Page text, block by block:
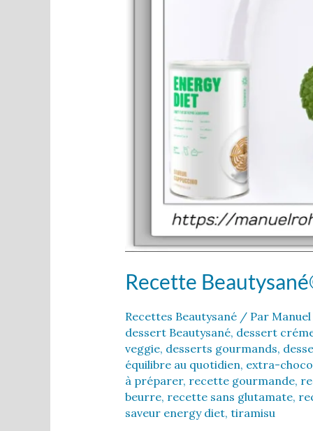
Recette
Recettes Beautysané/ Par
dessert Beautysané, dessert
veggie, desserts gourmands,
équilibre au quotidien, extra-
à préparer, recette gourmande,
beurre, recette sans glutamate,
saveur energy diet, tiramisu